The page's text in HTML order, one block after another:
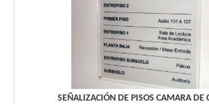
SEÑALIZACIÓN DE PISOS CAMARA DE